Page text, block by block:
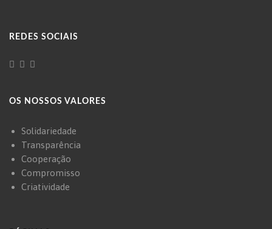
REDES SOCIAIS
OS NOSSOS VALORES
Solidariedade
Transparência
Cooperação
Compromisso
Criatividade